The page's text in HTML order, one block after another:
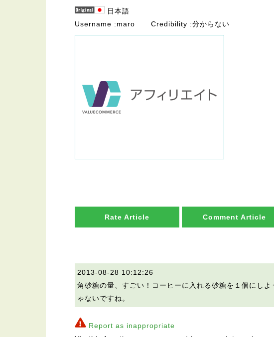
日本語
Username
maro Credibility 分からない
Rate Article Comment Article
2013-08-28 10:12:26
角砂糖の量、すごい！コーヒーに入れる砂糖を１個にし
ゃないですね。
Report as inappropriate